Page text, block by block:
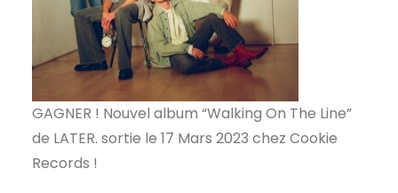
GAGNER ! Nouvel album “Walking On The Line”
de LATER. sortie le 17 Mars 2023 chez Cookie
Records !